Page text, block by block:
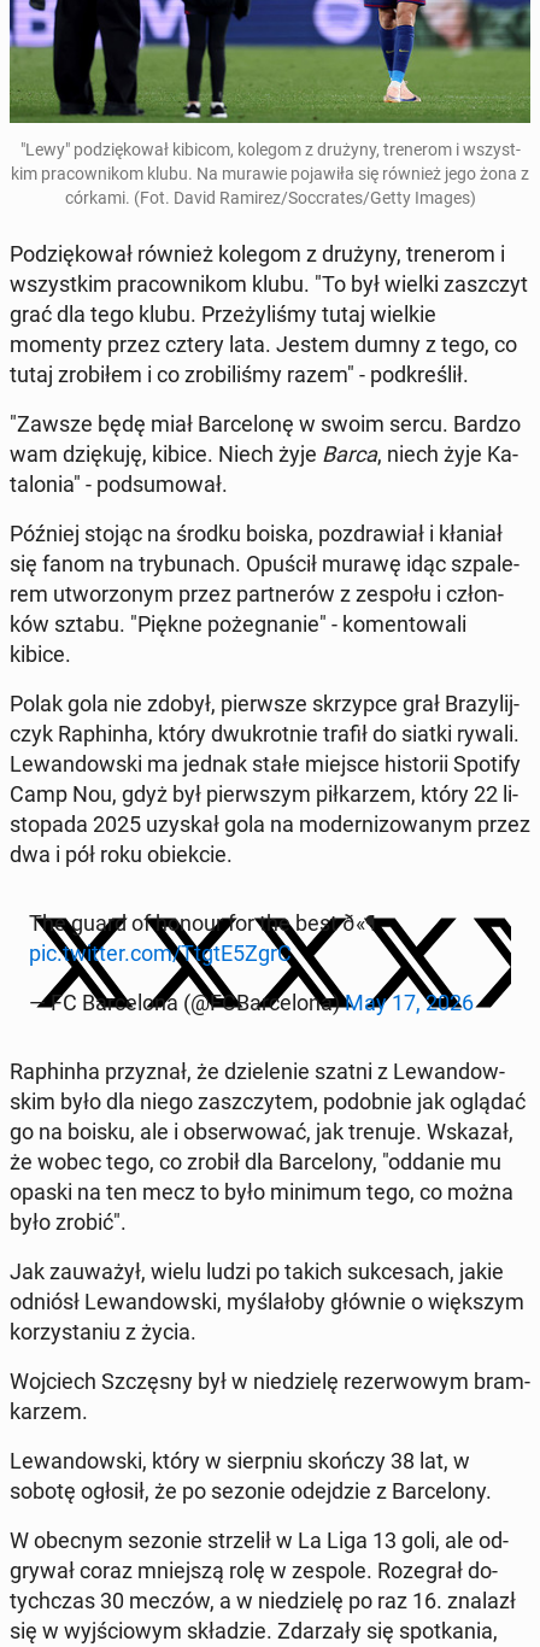
"Lewy" po­dzię­ko­wał kibicom, kolegom z drużyny, tre­ne­rom i wszyst­
kim pra­cow­ni­kom klubu. Na murawie po­ja­wi­ła się również jego żona z
córkami. (Fot. David Ramirez/Soc­cra­tes/Getty Images)
Po­dzię­ko­wał również kolegom z drużyny, tre­ne­rom i
wszyst­kim pra­cow­ni­kom klubu. "To był wielki za­szczyt
grać dla tego klubu. Prze­ży­li­śmy tutaj wielkie
momenty przez cztery lata. Jestem dumny z tego, co
tutaj zro­bi­łem i co zro­bi­li­śmy razem" - pod­kre­ślił.
"Zawsze będę miał Bar­ce­lo­nę w swoim sercu. Bardzo
wam dzię­ku­ję, kibice. Niech żyje Barca, niech żyje Ka­
ta­lo­nia" - pod­su­mo­wał.
Później stojąc na środku boiska, po­zdra­wiał i kłaniał
się fanom na try­bu­nach. Opuścił murawę idąc szpa­le­
rem utwo­rzo­nym przez part­ne­rów z zespołu i człon­
ków sztabu. "Piękne po­że­gna­nie" - ko­men­to­wa­li
kibice.
Polak gola nie zdobył, pierw­sze skrzyp­ce grał Bra­zy­lij­
czyk Ra­phin­ha, który dwu­krot­nie trafił do siatki rywali.
Le­wan­dow­ski ma jednak stałe miejsce hi­sto­rii Spotify
Camp Nou, gdyż był pierw­szym pił­ka­rzem, który 22 li­
sto­pa­da 2025 uzyskał gola na mo­der­ni­zo­wa­nym przez
dwa i pół roku obiek­cie.
The guard of honour for the best ð«¶
pic.twitter.com/TtgtE5ZgrC
— FC Bar­ce­lo­na (@FCBar­ce­lo­na)May 17, 2026
Ra­phin­ha przy­znał, że dzie­le­nie szatni z Le­wan­dow­
skim było dla niego za­szczy­tem, po­dob­nie jak oglądać
go na boisku, ale i ob­ser­wo­wać, jak trenuje. Wskazał,
że wobec tego, co zrobił dla Bar­ce­lo­ny, "oddanie mu
opaski na ten mecz to było minimum tego, co można
było zrobić".
Jak za­uwa­żył, wielu ludzi po takich suk­ce­sach, jakie
odniósł Le­wan­dow­ski, my­śla­ło­by głównie o więk­szym
ko­rzy­sta­niu z życia.
Woj­ciech Szczę­sny był w nie­dzie­lę re­zer­wo­wym bram­
ka­rzem.
Le­wan­dow­ski, który w sierp­niu skończy 38 lat, w
sobotę ogłosił, że po sezonie odej­dzie z Bar­ce­lo­ny.
W obecnym sezonie strze­lił w La Liga 13 goli, ale od­
gry­wał coraz mniej­szą rolę w zespole. Ro­ze­grał do­
tych­czas 30 meczów, a w nie­dzie­lę po raz 16. znalazł
się w wyj­ścio­wym skła­dzie. Zda­rza­ły się spo­tka­nia,